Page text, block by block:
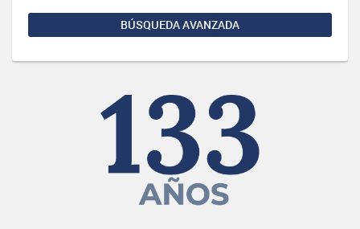
BÚSQUEDA AVANZADA